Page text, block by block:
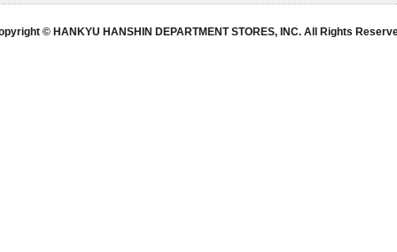
© HANKYU HANSHIN DEPARTMENT STORES, INC. All Rights